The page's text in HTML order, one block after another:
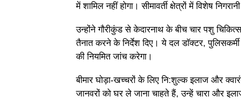
में शामिल नहीं होगा। सीमावर्ती क्षेत्रों में विशेष
उन्होंने गौरीकुंड से केदारनाथ के बीच चार पशु
तैनात करने के निर्देश दिए। ये दल डॉक्टर,
की नियमित जांच करेगा।
बीमार घोड़ा-खच्चरों के लिए नि:शुल्क इलाज और
जानवरों को घर ले जाना चाहते हैं, उन्हें चारा और